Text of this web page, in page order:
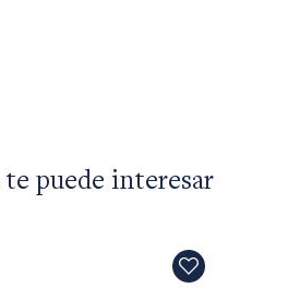
puede interesar